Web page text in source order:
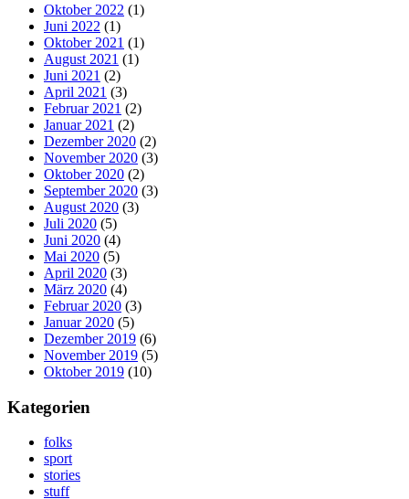
Oktober 2022 (1)
Juni 2022 (1)
Oktober 2021 (1)
August 2021 (1)
Juni 2021 (2)
April 2021 (3)
Februar 2021 (2)
Januar 2021 (2)
Dezember 2020 (2)
November 2020 (3)
Oktober 2020 (2)
September 2020 (3)
August 2020 (3)
Juli 2020 (5)
Juni 2020 (4)
Mai 2020 (5)
April 2020 (3)
März 2020 (4)
Februar 2020 (3)
Januar 2020 (5)
Dezember 2019 (6)
November 2019 (5)
Oktober 2019 (10)
Kategorien
folks
sport
stories
stuff